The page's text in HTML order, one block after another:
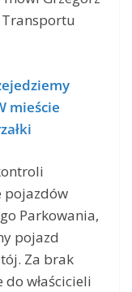
mieście
pojazdów
Parkowania,
pojazd
Za brak
do właścicieli